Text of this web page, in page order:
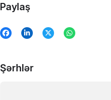
Paylaş
Şərhlər